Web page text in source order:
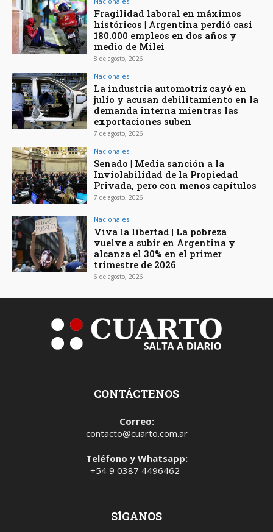
Fragilidad laboral en máximos
históricos | Argentina perdió casi
180.000 empleos en dos años y
medio de Milei
8 de agosto, 2026
Nacionales
La industria automotriz cayó en
julio y acusan debilitamiento en la
demanda interna mientras las
exportaciones suben
7 de agosto, 2026
Nacionales
Senado | Media sanción a la
Inviolabilidad de la Propiedad
Privada, pero con menos capítulos
7 de agosto, 2026
Nacionales
Viva la libertad | La pobreza
vuelve a subir en Argentina y
alcanza el 30% en el primer
trimestre de 2026
6 de agosto, 2026
CONTÁCTENOS
Correo:
contacto@cuarto.com.ar
Teléfono y Whatsapp:
+54 9 0387 4496462
SÍGANOS